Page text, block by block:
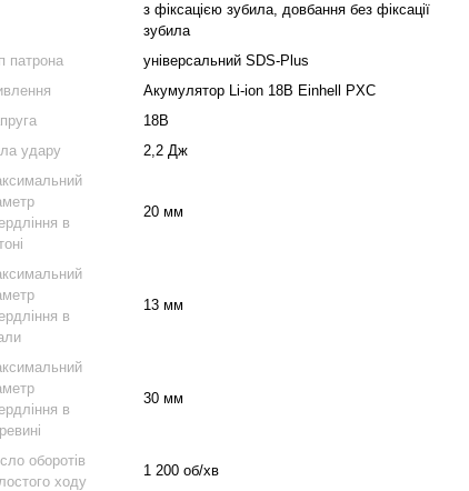
з фіксацією зубила, довбання без фіксації
зубила
патрона
універсальний SDS-Plus
Акумулятор Li-ion 18В Einhell PXC
18В
удару
2,2 Дж
в
20 мм
в
13 мм
в
30 мм
оборотів
ходу
1 200 об/хв